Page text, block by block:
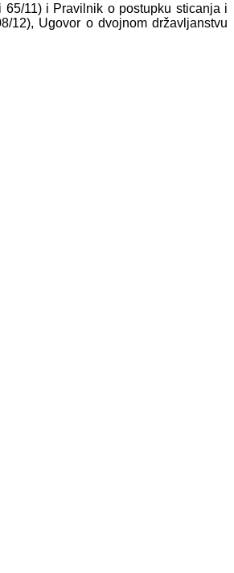
65/11) i Pravilnik o postupku sticanja i
12), Ugovor o dvojnom državljanstvu